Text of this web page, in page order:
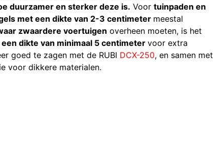
duurzamer en sterker deze is. Voor tuinpaden en
met een dikte van 2-3 centimeter meestal
zwaardere voertuigen overheen moeten, is het
een dikte van minimaal 5 centimeter voor extra
goed te zagen met de RUBI DCX-250, en samen met
voor dikkere materialen.